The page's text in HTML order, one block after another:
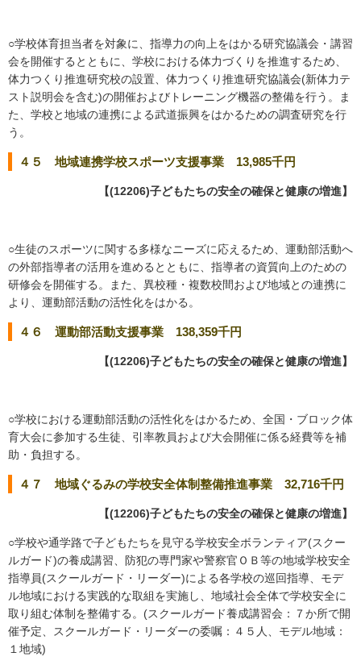
○学校体育担当者を対象に、指導力の向上をはかる研究協議会・講習
会を開催するとともに、学校における体力づくりを推進するため、
体力つくり推進研究校の設置、体力つくり推進研究協議会(新体力テ
スト説明会を含む)の開催およびトレーニング機器の整備を行う。ま
た、学校と地域の連携による武道振興をはかるための調査研究を行
う。
４５ 地域連携学校スポーツ支援事業 13,985千円
【(12206)子どもたちの安全の確保と健康の増進】
○生徒のスポーツに関する多様なニーズに応えるため、運動部活動へ
の外部指導者の活用を進めるとともに、指導者の資質向上のための
研修会を開催する。また、異校種・複数校間および地域との連携に
より、運動部活動の活性化をはかる。
４６ 運動部活動支援事業 138,359千円
【(12206)子どもたちの安全の確保と健康の増進】
○学校における運動部活動の活性化をはかるため、全国・ブロック体
育大会に参加する生徒、引率教員および大会開催に係る経費等を補
助・負担する。
４７ 地域ぐるみの学校安全体制整備推進事業 32,716千円
【(12206)子どもたちの安全の確保と健康の増進】
○学校や通学路で子どもたちを見守る学校安全ボランティア(スクー
ルガード)の養成講習、防犯の専門家や警察官ＯＢ等の地域学校安全
指導員(スクールガード・リーダー)による各学校の巡回指導、モデ
ル地域における実践的な取組を実施し、地域社会全体で学校安全に
取り組む体制を整備する。(スクールガード養成講習会：７か所で開
催予定、スクールガード・リーダーの委嘱：４５人、モデル地域：
１地域)